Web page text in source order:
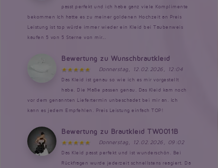
passt perfekt und ich habe ganz viele Komplimente
bekommen Ich hatte es zu meiner goldenen Hochzeit an Preis
Leistung ist top würde immer wieder ein Kleid bei Taubenweis
kaufen 5 von 5 Sterne von mir...
Bewertung zu Wunschbrautkleid
Donnerstag, 12.02.2026, 12:04
Das Kleid ist genau so wie ich es mir vorgestellt
habe. Die Maße passen genau. Das Kleid kam noch
vor dem genannten Liefertermin unbeschadet bei mir an. Ich
kann es jedem Empfehlen. Preis Leistung einfach TOP!
Bewertung zu Brautkleid TW0011B
Donnerstag, 12.02.2026, 09:02
Das Kleid passt perfekt und ist wunderschön. Bei
Rückfragen wurde jederzeit schnellstens reagiert. Da